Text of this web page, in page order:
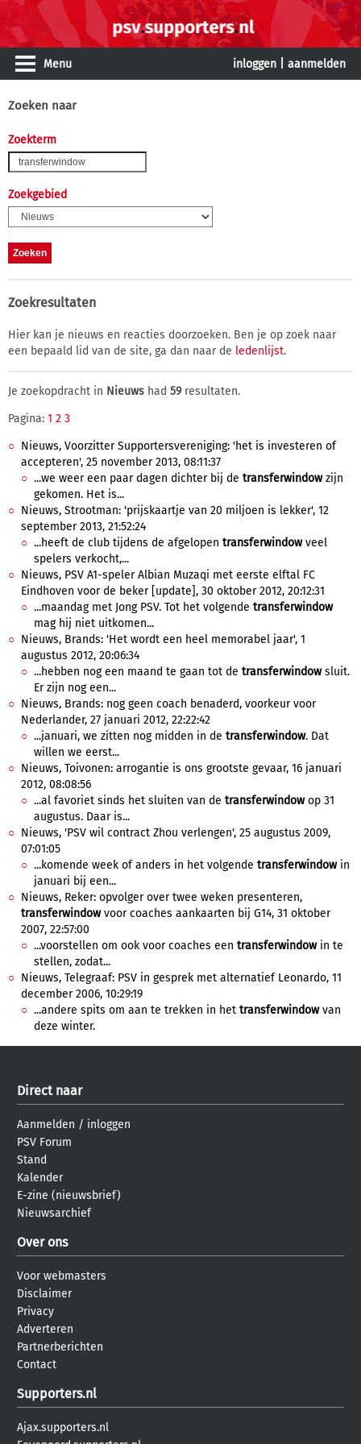
Menu inloggen aanmelden
Zoeken naar
Zoekterm
Zoekgebied
Zoekresultaten
Hier kan je nieuws en reacties doorzoeken. Ben je op zoek naar
een bepaald lid van de site, ga dan naar de ledenlijst.
Je zoekopdracht in Nieuws had 59resultaten.
Pagina: 1 2 3
Nieuws, Voorzitter Supportersvereniging: 'het is investeren of
accepteren', 25 november 2013, 08:11:37
...we weer een paar dagen dichter bij de transferwindowzijn
gekomen. Het is...
Nieuws, Strootman: 'prijskaartje van 20 miljoen is lekker', 12
september 2013, 21:52:24
...heeft de club tijdens de afgelopen transferwindowveel
spelers verkocht,...
Nieuws, PSV A1-speler Albian Muzaqi met eerste elftal FC
Eindhoven voor de beker [update], 30 oktober 2012, 20:12:31
...maandag met Jong PSV. Tot het volgende transferwindow
mag hij niet uitkomen...
Nieuws, Brands: 'Het wordt een heel memorabel jaar', 1
augustus 2012, 20:06:34
...hebben nog een maand te gaan tot de transferwindowsluit.
Er zijn nog een...
Nieuws, Brands: nog geen coach benaderd, voorkeur voor
Nederlander, 27 januari 2012, 22:22:42
...januari, we zitten nog midden in de transferwindow. Dat
willen we eerst...
Nieuws, Toivonen: arrogantie is ons grootste gevaar, 16 januari
2012, 08:08:56
...al favoriet sinds het sluiten van de transferwindowop 31
augustus. Daar is...
Nieuws, 'PSV wil contract Zhou verlengen', 25 augustus 2009,
07:01:05
...komende week of anders in het volgende transferwindowin
januari bij een...
Nieuws, Reker: opvolger over twee weken presenteren,
transferwindowvoor coaches aankaarten bij G14, 31 oktober
2007, 22:57:00
...voorstellen om ook voor coaches een transferwindowin te
stellen, zodat...
Nieuws, Telegraaf: PSV in gesprek met alternatief Leonardo, 11
december 2006, 10:29:19
...andere spits om aan te trekken in het transferwindowvan
deze winter.
Direct naar
Aanmelden / inloggen
PSV Forum
Stand
Kalender
E-zine (nieuwsbrief)
Nieuwsarchief
Over ons
Voor webmasters
Disclaimer
Privacy
Adverteren
Partnerberichten
Contact
Supporters.nl
Ajax.supporters.nl